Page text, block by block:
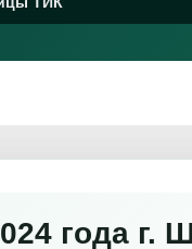
года г.